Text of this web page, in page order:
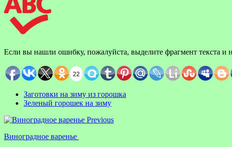
Если вы нашли ошибку, пожалуйста, выделите фрагмент текста и
22
Заготовки на зиму из горошка
Зеленый горошек на зиму
Previous
Виноградное варенье